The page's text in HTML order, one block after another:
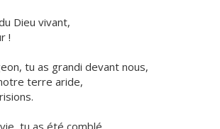
Dieu vivant,
!
tu as grandi devant nous,
terre aride,
tu as été comblé.